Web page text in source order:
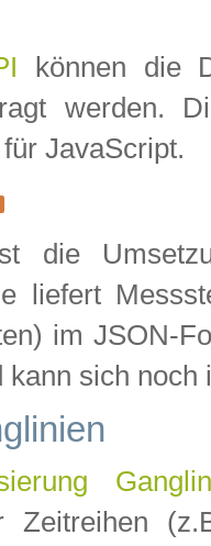
können die
werden.
JavaScript.
die
liefert
im JSON-
kann sich noch
Zeitreihen